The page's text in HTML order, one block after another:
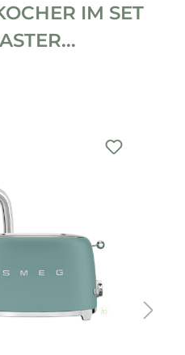
IM SET